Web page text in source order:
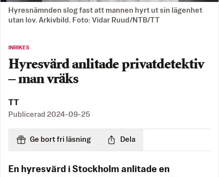
Hyresnämnden slog fast att mannen hyrt ut sin lägenhet
utan lov. Arkivbild. Foto: Vidar Ruud/NTB/TT
INRIKES
Hyresvärd anlitade privatdetektiv
– man vräks
TT
Publicerad 2024-09-25
Ge bort fri läsning Dela
En hyresvärd i Stockholm anlitade en